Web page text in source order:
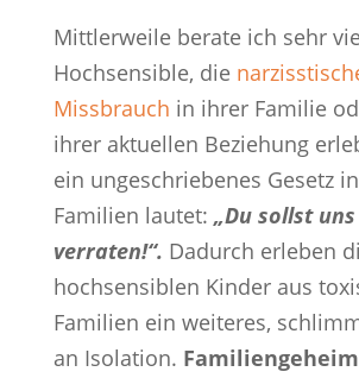
Mittlerweile berate ich sehr
Hochsensible, die
Missbrauch in ihrer Familie
ihrer aktuellen Beziehung
ein ungeschriebenes Gesetz
Familien lautet: „Du sollst
verraten!“. Dadurch erleben
hochsensiblen Kinder aus
Familien ein weiteres,
an Isolation.